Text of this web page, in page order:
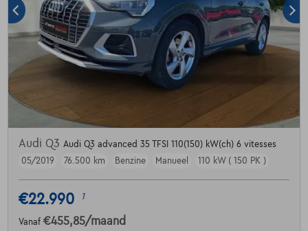
Audi Q3 Audi Q3 advanced 35 TFSI 110(150) kW(ch) 6 vitesses
05/2019
76.500 km Benzine Manueel 110 kW ( 150 PK )
€22.990 1
Vanaf €455,85/maand